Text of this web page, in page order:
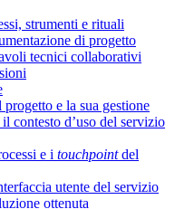
strumenti e rituali
di progetto
tecnici collaborativi
e la sua gestione
contesto d’uso del servizio
e i touchpointdel
utente del servizio
ottenuta